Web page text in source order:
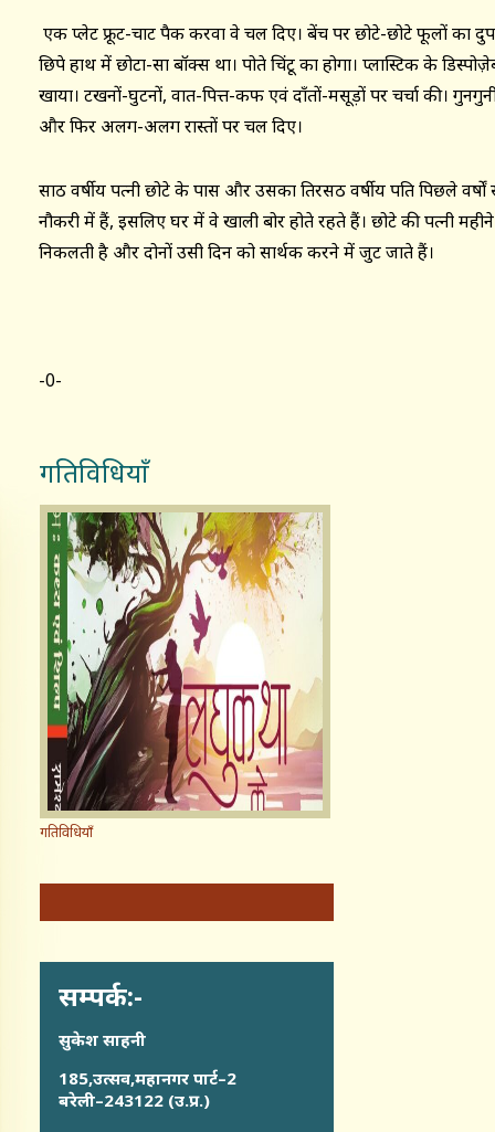
एक प्लेट फ्रूट-चाट पैक करवा वे चल दिए। बेंच पर छोटे-छोटे फूलों का
छिपे हाथ में छोटा-सा बॉक्स था। पोते चिंटू का होगा। प्लास्टिक के
खाया। टखनों-घुटनों, वात-पित्त-कफ एवं दाँतों-मसूड़ों पर चर्चा की।
और फिर अलग-अलग रास्तों पर चल दिए।
साठ वर्षीय पत्नी छोटे के पास और उसका तिरसठ वर्षीय पति पिछले
नौकरी में हैं, इसलिए घर में वे खाली बोर होते रहते हैं। छोटे की पत्नी
निकलती है और दोनों उसी दिन को सार्थक करने में जुट जाते हैं।
-0-
गतिविधियाँ
गतिविधियाँ
सम्पर्क:-
सुकेश साहनी
185,उत्सव,महानगर पार्ट–2
बरेली–243122 (उ.प्र.)